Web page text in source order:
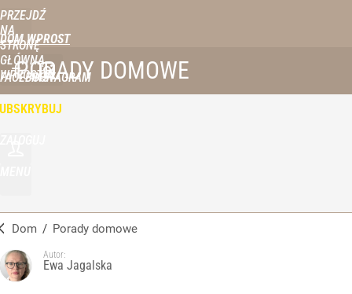
PRZEJDŹ
NA
STRONĘ
GŁÓWNĄ
WPROST.PL
DOM WPROST
FACEBOOKINSTAGRAM
PORADY DOMOWE
Dom / Porady domowe
Autor:
Ewa Jagalska